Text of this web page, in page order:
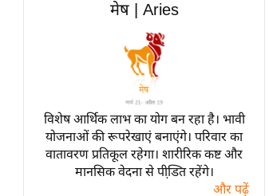
व्रत
त्योहार
राशिफल
मेष | Aries
विशेष आर्थिक लाभ का योग बन रहा है। भावी
योजनाओं की रूपरेखाएं बनाएंगे। परिवार का
वातावरण प्रतिकूल रहेगा। शारीरिक कष्ट और
मानसिक वेदना से पीडि़त रहेंगे।
और पढ़ें